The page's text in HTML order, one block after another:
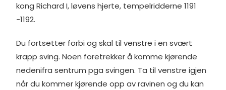
kong Richard I, løvens hjerte, tempelridderne 1191
-1192.
Du fortsetter forbi og skal til venstre i en svært
krapp sving. Noen foretrekker å komme kjørende
nedenifra sentrum pga svingen. Ta til venstre igjen
når du kommer kjørende opp av ravinen og du kan